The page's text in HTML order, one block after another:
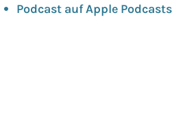
Podcast auf Apple Podcasts